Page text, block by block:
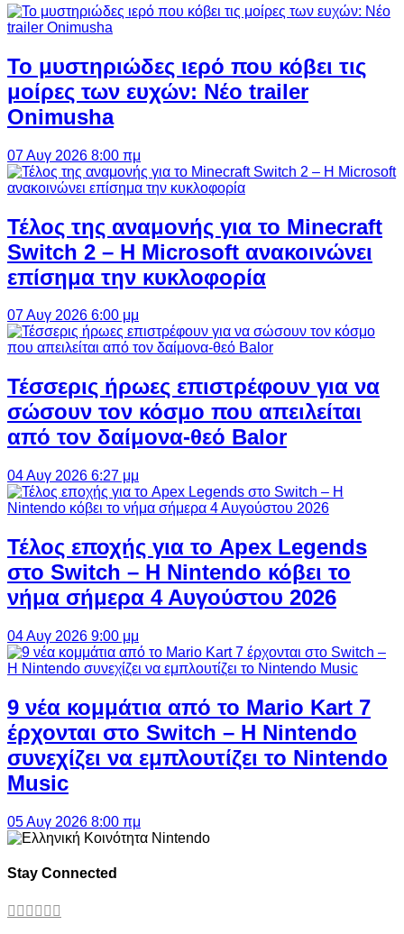
Το μυστηριώδες ιερό που κόβει τις
μοίρες των ευχών: Νέο trailer
Onimusha
07 Αυγ 2026 8:00 πμ
Τέλος της αναμονής για το Minecraft
Switch 2 – Η Microsoft ανακοινώνει
επίσημα την κυκλοφορία
07 Αυγ 2026 6:00 μμ
Τέσσερις ήρωες επιστρέφουν για να
σώσουν τον κόσμο που απειλείται
από τον δαίμονα-θεό Balor
04 Αυγ 2026 6:27 μμ
Τέλος εποχής για το Apex Legends
στο Switch – Η Nintendo κόβει το
νήμα σήμερα 4 Αυγούστου 2026
04 Αυγ 2026 9:00 μμ
9 νέα κομμάτια από το Mario Kart 7
έρχονται στο Switch – Η Nintendo
συνεχίζει να εμπλουτίζει το Nintendo
Music
05 Αυγ 2026 8:00 πμ
Stay Connected